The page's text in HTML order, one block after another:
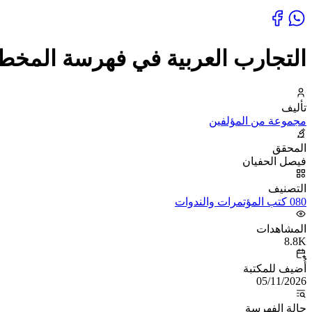
التجارب العربية في فهرسة
تأليف
مجموعة من المؤلفين
المحقق
فيصل الحفيان
التصنيف
080 كتب المؤتمرات والندوات
المشاهدات
8.8K
أُضيف للمكتبة
05/11/2026
حالة الفهرسة